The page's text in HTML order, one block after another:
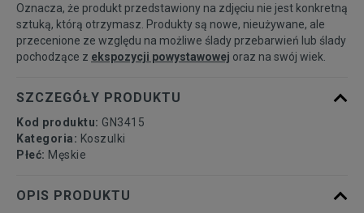
L
Powiadom o
dostępności
dostępności
Oznacza, że produkt przedstawiony na zdjęciu nie jest konkretną
sztuką, którą otrzymasz. Produkty są nowe, nieużywane, ale
przecenione ze względu na możliwe ślady przebarwień lub ślady
pochodzące z ekspozycji powystawowej oraz na swój wiek.
SZCZEGÓŁY PRODUKTU
Kod produktu: GN3415
Kategoria: Koszulki
Płeć: Męskie
OPIS PRODUKTU